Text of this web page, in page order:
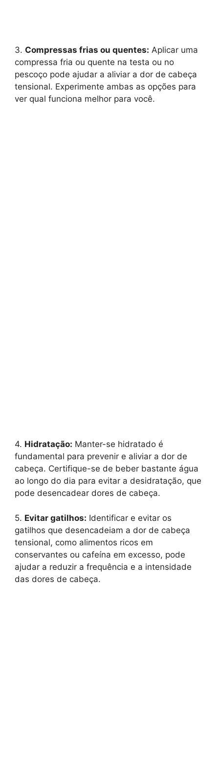
3. Compressas frias ou quentes: Aplicar uma
compressa fria ou quente na testa ou no
pescoço pode ajudar a aliviar a dor de cabeça
tensional. Experimente ambas as opções para
ver qual funciona melhor para você.
4. Hidratação: Manter-se hidratado é
fundamental para prevenir e aliviar a dor de
cabeça. Certifique-se de beber bastante água
ao longo do dia para evitar a desidratação, que
pode desencadear dores de cabeça.
5. Evitar gatilhos: Identificar e evitar os
gatilhos que desencadeiam a dor de cabeça
tensional, como alimentos ricos em
conservantes ou cafeína em excesso, pode
ajudar a reduzir a frequência e a intensidade
das dores de cabeça.